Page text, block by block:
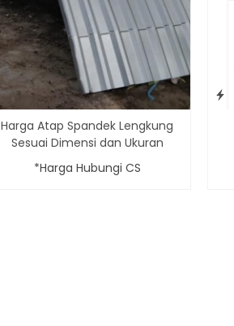
Harga Atap Spandek Lengkung
Sesuai Dimensi dan Ukuran
*Harga Hubungi CS